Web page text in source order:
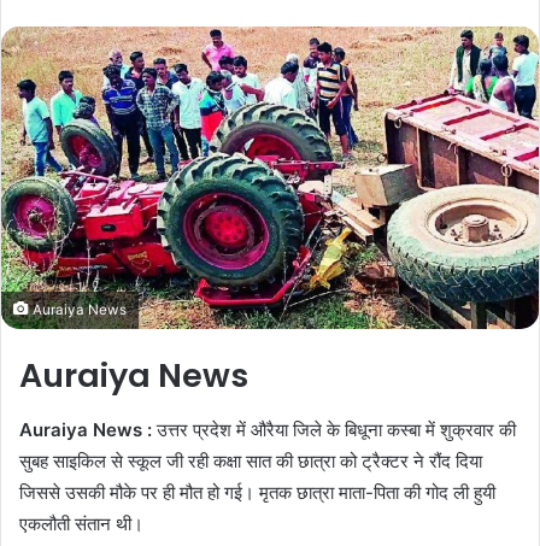
n
d
a
n
e
m
a
i
l
Auraiya News
Auraiya News
Auraiya News :उत्तर प्रदेश में औरैया जिले के बिधूना कस्बा में शुक्रवार की
सुबह साइकिल से स्कूल जी रही कक्षा सात की छात्रा को ट्रैक्टर ने रौंद दिया
जिससे उसकी मौके पर ही मौत हो गई। मृतक छात्रा माता-पिता की गोद ली हुयी
एकलौती संतान थी।